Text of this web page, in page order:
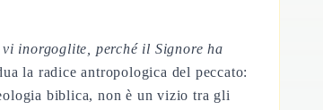
inorgoglite, perché il Signore ha
la radice antropologica del peccato:
biblica, non è un vizio tra gli